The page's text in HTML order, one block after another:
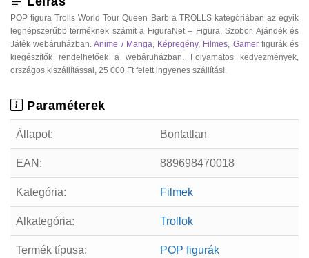
POP figura Trolls World Tour Queen Barb a TROLLS kategóriában az egyik
legnépszerűbb terméknek számít a FiguraNet – Figura, Szobor, Ajándék és
Játék webáruházban.Anime / Manga Képregény, Filmes Gamerfigurák és
kiegészítők rendelhetőek a webáruházban. Folyamatos kedvezmények,
országos kiszállítással, 25 000 Ft felett ingyenes szállítás!.
Paraméterek
Állapot: Bontatlan
EAN: 889698470018
Kategória: Filmek
Alkategória: Trollok
Termék típusa: POP figurák